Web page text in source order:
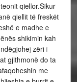
qiellor.Sikur
qiellit të freskët
e madhe e
shikimin kah
zëri i
gjithmonë do ta
me